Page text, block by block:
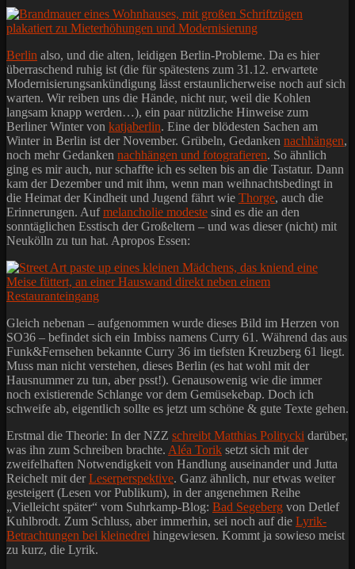
Berlin also, und die alten, leidigen Berlin-Probleme. Da es hier
überraschend ruhig ist (die für spätestens zum 31.12. erwartete
Modernisierungsankündigung lässt erstaunlicherweise noch auf sich
warten. Wir reiben uns die Hände, nicht nur, weil die Kohlen
langsam knapp werden…), ein paar nützliche Hinweise zum
Berliner Winter von katjaberlin. Eine der blödesten Sachen am
Winter in Berlin ist der November. Grübeln, Gedanken nachhängen,
noch mehr Gedanken nachhängen und fotografieren. So ähnlich
ging es mir auch, nur schaffte ich es selten bis an die Tastatur. Dann
kam der Dezember und mit ihm, wenn man weihnachtsbedingt in
die Heimat der Kindheit und Jugend fährt wie Thorge, auch die
Erinnerungen. Aufmelancholie modeste sind es die an den
sonntäglichen Esstisch der Großeltern – und was dieser (nicht) mit
Neukölln zu tun hat. Apropos Essen:
Gleich nebenan – aufgenommen wurde dieses Bild im Herzen von
SO36 – befindet sich ein Imbiss namens Curry 61. Während das aus
Funk&Fernsehen bekannte Curry 36 im tiefsten Kreuzberg 61 liegt.
Muss man nicht verstehen, dieses Berlin (es hat wohl mit der
Hausnummer zu tun, aber psst!). Genausowenig wie die immer
noch existierende Schlange vor dem Gemüsekebap. Doch ich
schweife ab, eigentlich sollte es jetzt um schöne & gute Texte gehen.
Erstmal die Theorie: In der NZZ schreibt Matthias Politycki darüber,
was ihn zum Schreiben brachte. Aléa Torik setzt sich mit der
zweifelhaften Notwendigkeit von Handlung auseinander und Jutta
Reichelt mit derLeserperspektive. Ganz ähnlich, nur etwas weiter
gesteigert (Lesen vor Publikum), in der angenehmen Reihe
„Vielleicht später“ vom Suhrkamp-Blog: Bad Segeberg von Detlef
Kuhlbrodt. Zum Schluss, aber immerhin, sei noch auf die Lyrik-
Betrachtungen bei kleinedrei hingewiesen. Kommt ja sowieso meist
zu kurz, die Lyrik.